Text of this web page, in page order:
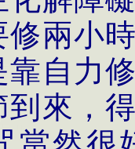
修兩小
靠自力
到來，